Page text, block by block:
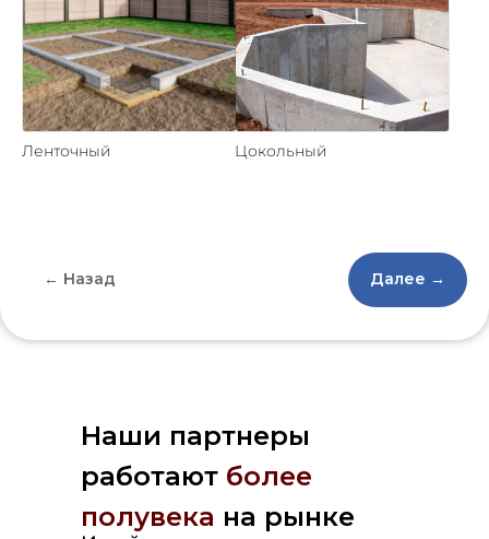
Ленточный Цокольный
← Назад Далее →
Наши партнеры
работают более
полувека на рынке